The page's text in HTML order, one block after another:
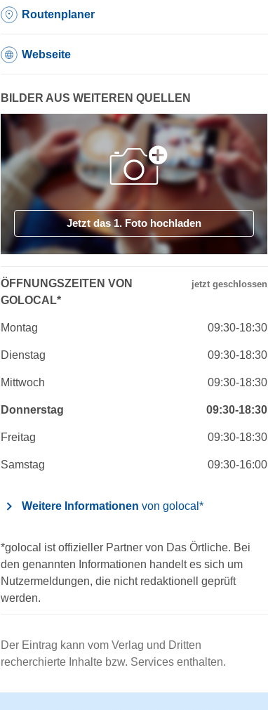
Routenplaner
Webseite
BILDER AUS WEITEREN QUELLEN
Jetzt das 1. Foto hochladen
ÖFFNUNGSZEITEN VON
GOLOCAL*
Montag 09:30-18:30
Dienstag 09:30-18:30
Mittwoch 09:30-18:30
Donnerstag 09:30-18:30
Freitag 09:30-18:30
Samstag 09:30-16:00
Weitere Informationen von golocal*
*golocal ist offizieller Partner von Das Örtliche. Bei
den genannten Informationen handelt es sich um
Nutzermeldungen, die nicht redaktionell geprüft
werden.
Der Eintrag kann vom Verlag und Dritten
recherchierte Inhalte bzw. Services enthalten.